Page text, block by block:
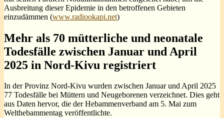
Ausbreitung dieser Epidemie in den betroffenen Gebieten
einzudämmen (www.radiookapi.net)
Mehr als 70 mütterliche und neonatale
Todesfälle zwischen Januar und April
2025 in Nord-Kivu registriert
In der Provinz Nord-Kivu wurden zwischen Januar und April 2025
77 Todesfälle bei Müttern und Neugeborenen verzeichnet. Dies geht
aus Daten hervor, die der Hebammenverband am 5. Mai zum
Welthebammentag veröffentlichte.